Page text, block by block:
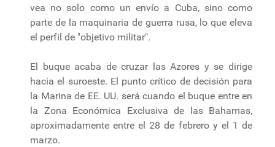
vea no solo como un envío a Cuba, sino como
parte de la maquinaria de guerra rusa, lo que eleva
el perfil de "objetivo militar".
El buque acaba de cruzar las Azores y se dirige
hacia el suroeste. El punto crítico de decisión para
la Marina de EE. UU. será cuando el buque entre en
la Zona Económica Exclusiva de las Bahamas,
aproximadamente entre el 28 de febrero y el 1 de
marzo.